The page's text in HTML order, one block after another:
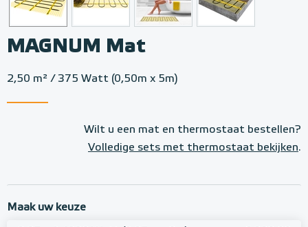
MAGNUM Mat
2,50 m² / 375 Watt (0,50m x 5m)
Wilt u een mat en thermostaat bestellen?
Volledige sets met thermostaat bekijken.
Maak uw keuze